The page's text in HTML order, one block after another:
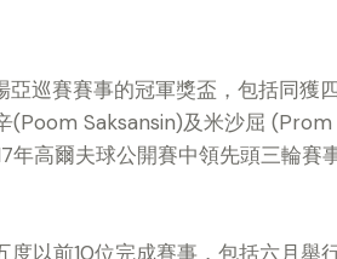
巡賽賽事的冠軍獎盃，包括同獲
(Poom Saksansin)及米沙屈 (Prom
年高爾夫球公開賽中領先頭三輪賽
以前10位完成賽事，包括六月舉